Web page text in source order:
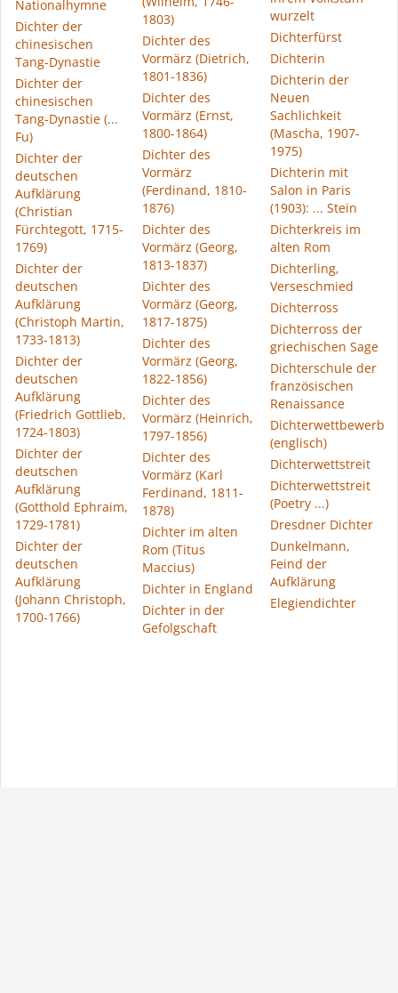
Nationalhymne
Dichter der
chinesischen
Tang-Dynastie
Dichter der
chinesischen
Tang-Dynastie (...
Fu)
Dichter der
deutschen
Aufklärung
(Christian
Fürchtegott, 1715-
1769)
Dichter der
deutschen
Aufklärung
(Christoph Martin,
1733-1813)
Dichter der
deutschen
Aufklärung
(Friedrich Gottlieb,
1724-1803)
Dichter der
deutschen
Aufklärung
(Gotthold Ephraim,
1729-1781)
Dichter der
deutschen
Aufklärung
(Johann Christoph,
1700-1766)
1803)
Dichter des
Vormärz (Dietrich,
1801-1836)
Dichter des
Vormärz (Ernst,
1800-1864)
Dichter des
Vormärz
(Ferdinand, 1810-
1876)
Dichter des
Vormärz (Georg,
1813-1837)
Dichter des
Vormärz (Georg,
1817-1875)
Dichter des
Vormärz (Georg,
1822-1856)
Dichter des
Vormärz (Heinrich,
1797-1856)
Dichter des
Vormärz (Karl
Ferdinand, 1811-
1878)
Dichter im alten
Rom (Titus
Maccius)
Dichter in England
Dichter in der
Gefolgschaft
wurzelt
Dichterfürst
Dichterin
Dichterin der
Neuen
Sachlichkeit
(Mascha, 1907-
1975)
Dichterin mit
Salon in Paris
(1903): ... Stein
Dichterkreis im
alten Rom
Dichterling,
Verseschmied
Dichterross
Dichterross der
griechischen Sage
Dichterschule der
französischen
Renaissance
Dichterwettbewerb
(englisch)
Dichterwettstreit
Dichterwettstreit
(Poetry ...)
Dresdner Dichter
Dunkelmann,
Feind der
Aufklärung
Elegiendichter